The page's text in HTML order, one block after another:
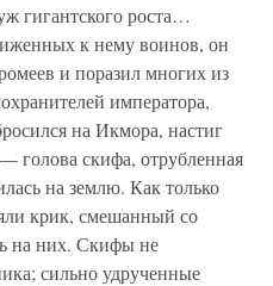
гигантского роста…
к нему воинов, он
и поразил многих из
императора,
на Икмора, настиг
голова скифа, отрубленная
на землю. Как только
крик, смешанный со
на них. Скифы не
сильно удрученные